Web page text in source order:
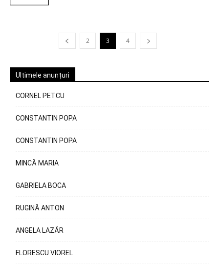
2 3 4
Ultimele anunțuri
CORNEL PETCU
CONSTANTIN POPA
CONSTANTIN POPA
MINCĂ MARIA
GABRIELA BOCA
RUGINĂ ANTON
ANGELA LAZĂR
FLORESCU VIOREL